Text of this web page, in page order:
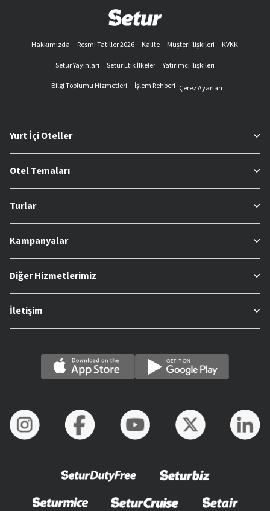
Hakkımızda Resmi Tatiller 2026 Kalite Müşteri İlişkileri
KVKK
Setur Yayınları
Setur Etik İlkeler
Yatırımcı İlişkileri
Bilgi Toplumu Hizmetleri
İşlem Rehberi Çerez Ayarları
Yurt İçi Oteller
Otel Temaları
Turlar
Kampanyalar
Diğer Hizmetlerimiz
İletişim